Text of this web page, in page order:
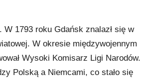
1793 roku Gdańsk znalazł się w
W okresie międzywojennym
Wysoki Komisarz Ligi Narodów.
Polską a Niemcami, co stało się